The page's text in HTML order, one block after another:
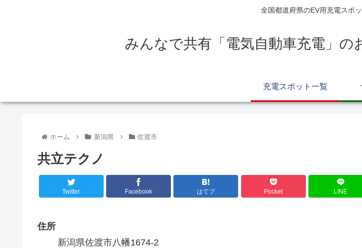
全国都道府県のEV用充電スポ
みんなで共有「電気自動車充電」の
充電スポット一覧
ホーム 新潟県 佐渡市
共立テクノ
Twitter Facebook はてブ Pocket LINE
住所
新潟県佐渡市八幡1674-2